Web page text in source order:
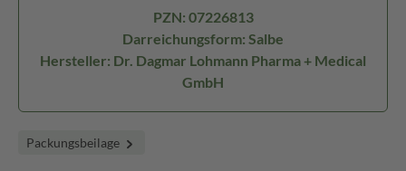
PZN: 07226813
Darreichungsform: Salbe
Hersteller: Dr. Dagmar Lohmann Pharma + Medical
GmbH
Packungsbeilage